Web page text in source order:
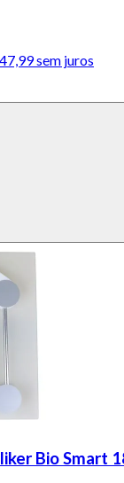
sem juros
Bio Smart